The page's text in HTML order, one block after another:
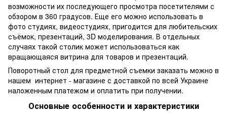
возможности их последующего просмотра посетителями с
обзором в 360 градусов. Еще его можно использовать в
фото студиях, видеостудиях, пригодится для любительских
съёмок, презентаций, 3D моделирования. В отдельных
случаях такой столик может использоваться как
вращающаяся витрина для товаров и презентаций.
Поворотный стол для предметной съемки заказать можно в
нашем интернет - магазине с доставкой по всей Украине
наложенным платежом и оплатить при получении.
Основные особенности и характеристики